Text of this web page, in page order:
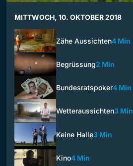
MITTWOCH, 10. OKTOBER 2018
Zähe Aussichten4 Min
Begrüssung2 Min
Bundesratspoker4 Min
Wetteraussichten3 Min
Keine Halle3 Min
Kino4 Min